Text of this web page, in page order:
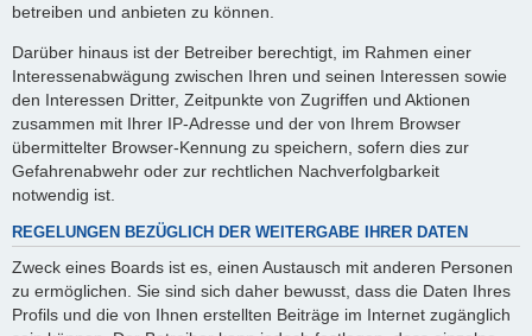
betreiben und anbieten zu können.
Darüber hinaus ist der Betreiber berechtigt, im Rahmen einer
Interessenabwägung zwischen Ihren und seinen Interessen sowie
den Interessen Dritter, Zeitpunkte von Zugriffen und Aktionen
zusammen mit Ihrer IP-Adresse und der von Ihrem Browser
übermittelter Browser-Kennung zu speichern, sofern dies zur
Gefahrenabwehr oder zur rechtlichen Nachverfolgbarkeit
notwendig ist.
REGELUNGEN BEZÜGLICH DER WEITERGABE IHRER DATEN
Zweck eines Boards ist es, einen Austausch mit anderen Personen
zu ermöglichen. Sie sind sich daher bewusst, dass die Daten Ihres
Profils und die von Ihnen erstellten Beiträge im Internet zugänglich